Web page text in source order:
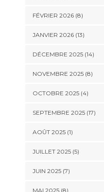
FÉVRIER 2026 (8)
JANVIER 2026 (13)
DÉCEMBRE 2025 (14)
NOVEMBRE 2025 (8)
OCTOBRE 2025 (4)
SEPTEMBRE 2025 (17)
AOÛT 2025 (1)
JUILLET 2025 (5)
JUIN 2025 (7)
MAI 2025 (8)